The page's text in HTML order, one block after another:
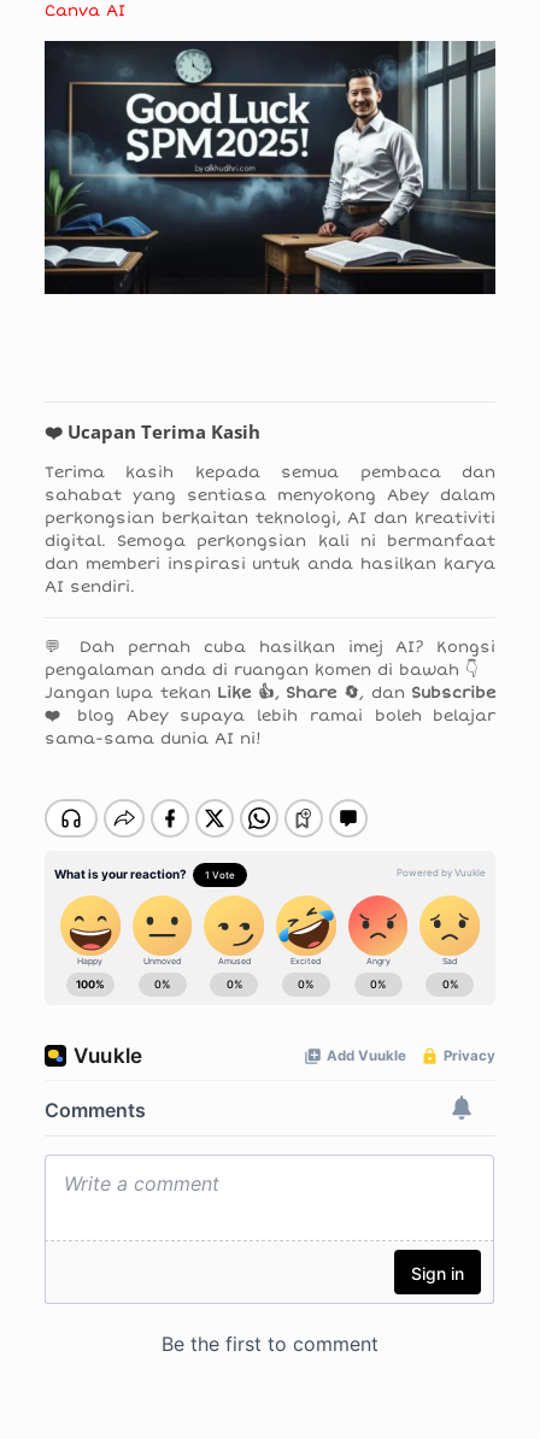
Canva AI
❤️ Ucapan Terima Kasih
Terima kasih kepada semua pembaca dan
sahabat yang sentiasa menyokong Abey dalam
perkongsian berkaitan teknologi, AI dan kreativiti
digital. Semoga perkongsian kali ni bermanfaat
dan memberi inspirasi untuk anda hasilkan karya
AI sendiri.
💬 Dah pernah cuba hasilkan imej AI? Kongsi
pengalaman anda di ruangan komen di bawah 👇
Jangan lupa tekan Like 👍, Share 🔄, dan Subscribe
❤️
blog Abey supaya lebih ramai boleh belajar
sama-sama dunia AI ni!